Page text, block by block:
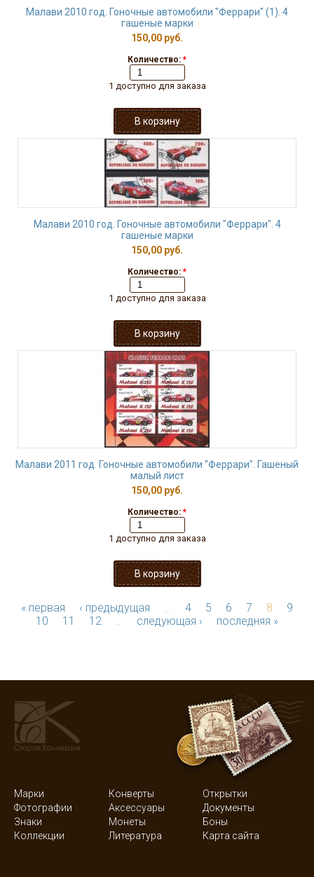
Малави 2010 год. Гоночные автомобили "Феррари" (1). 4
гашеные марки
150,00 руб.
Количество: *
1 доступно для заказа
Малави 2010 год. Гоночные автомобили "Феррари". 4
гашеные марки
150,00 руб.
Количество: *
1 доступно для заказа
Малави 2011 год. Гоночные автомобили "Феррари". Гашеный
малый лист
150,00 руб.
Количество: *
1 доступно для заказа
« первая ‹ предыдущая … 4 5 6 7 8
9
10
11 12 … следующая › последняя »
Марки Конверты
Открытки
Фотографии
Аксессуары
Документы
Знаки
Монеты
Боны
Коллекции
Литература Карта сайта